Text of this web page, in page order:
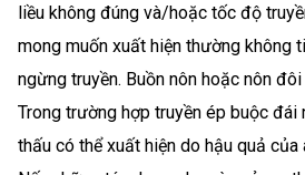
liều không đúng và/hoặc tốc độ
mong muốn xuất hiện thường không
ngừng truyền. Buồn nôn hoặc nôn
Trong trường hợp truyền ép buộc đái
thấu có thể xuất hiện do hậu quả